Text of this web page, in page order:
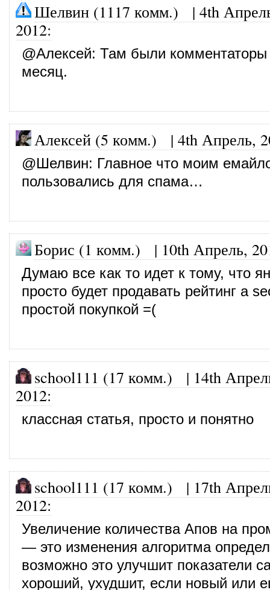
Шелвин (1117 комм.) | 4th
2012:
@Алексей: Там были комментаторы
месяц.
Алексей (5 комм.) | 4th Апрель,
@Шелвин: Главное что моим
пользовались для спама…
Борис (1 комм.) | 10th Апрель,
Думаю все как то идет к тому, что
просто будет продавать рейтинг а
простой покупкой =(
school111 (17 комм.) | 14th
2012:
классная статья, просто и понятно
school111 (17 комм.) | 17th
2012:
Увеличение количества Апов на
— это изменения алгоритма
возможно это улучшит показатели
хороший, ухудшит, если новый или